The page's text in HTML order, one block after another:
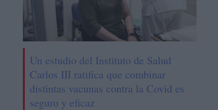
Un estudio del Instituto de Salud
Carlos III ratifica que combinar
distintas vacunas contra la Covid es
seguro y eficaz